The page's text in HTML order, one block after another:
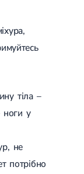
тіла –
ноги у
не
потрібно